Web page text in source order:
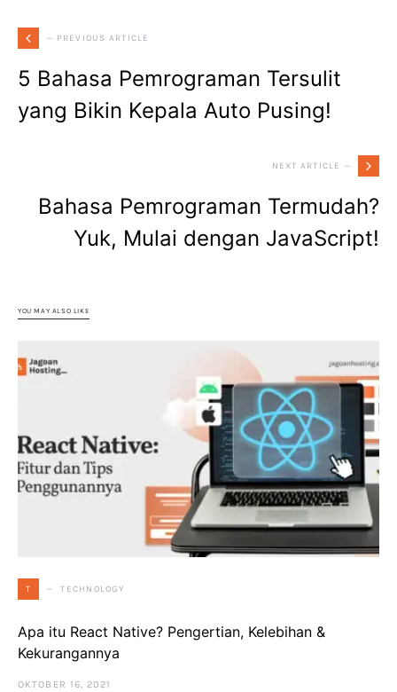
— PREVIOUS ARTICLE
5 Bahasa Pemrograman Tersulit
yang Bikin Kepala Auto Pusing!
NEXT ARTICLE —
Bahasa Pemrograman Termudah?
Yuk, Mulai dengan JavaScript!
YOU MAY ALSO LIKE
T TECHNOLOGY
Apa itu React Native? Pengertian, Kelebihan &
Kekurangannya
OKTOBER 16, 2021